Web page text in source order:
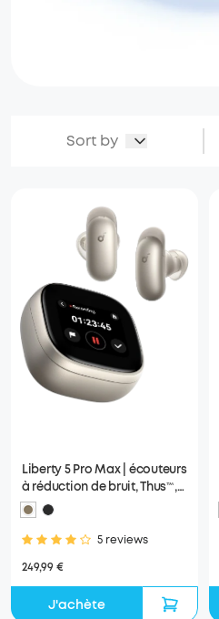
Sort by
Liberty 5 Pro Max | écouteurs
à réduction de bruit, Thus™,
appels clairs, prise de notes
IA
5 reviews
249,99 €
J'achète